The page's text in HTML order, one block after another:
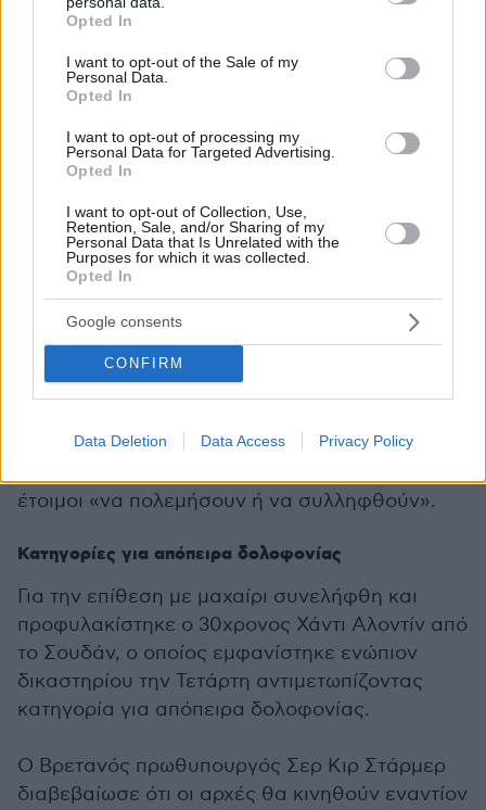
grant or deny consent to Google and its third-party tags to
use your data for below specified purposes in below Google
consent section.
Opted In
I want to opt-out of the Sale of my
Personal Data.
Opted In
I want to opt-out of processing my
Personal Data for Targeted Advertising.
Opted In
I want to opt-out of Collection, Use,
Retention, Sale, and/or Sharing of my
Personal Data that Is Unrelated with the
Purposes for which it was collected.
Opted In
Google consents
CONFIRM
Data Deletion Data Access Privacy Policy
during times of crisis.
— Liz Kendall (@leicesterliz) June 10, 2026
Η Ofcom ανέφερε ότι μέρος της βίας φαίνεται
να υποκινήθηκε μέσω διαδικτύου,
συμπεριλαμβανομένων περιστατικών με
ρατσιστικά κίνητρα, εμπρησμών κατοικιών και
οχημάτων και επιθέσεων κατά αστυνομικών.
Στο μικροσκόπιο των αρχών έχουν βρεθεί και
τα οποία καλούσαν άνδρες ηλικίας άνω των 18
έτοιμοι «να πολεμήσουν ή να συλληφθούν».
Κατηγορίες για απόπειρα δολοφονίας
Για την επίθεση με μαχαίρι συνελήφθη και
προφυλακίστηκε ο 30χρονος Χάντι Αλοντίν από
το Σουδάν, ο οποίος εμφανίστηκε ενώπιον
δικαστηρίου την Τετάρτη αντιμετωπίζοντας
κατηγορία για απόπειρα δολοφονίας.
Ο Βρετανός πρωθυπουργός Σερ Κιρ Στάρμερ
διαβεβαίωσε ότι οι αρχές θα κινηθούν εναντίον